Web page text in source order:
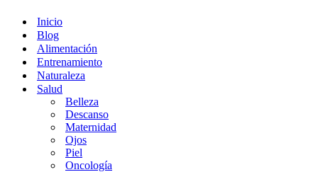
Inicio
Blog
Alimentación
Entrenamiento
Naturaleza
Salud
Belleza
Descanso
Maternidad
Ojos
Piel
Oncología